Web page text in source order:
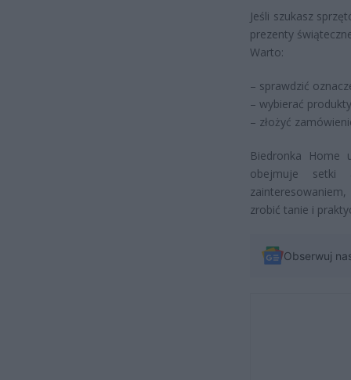
Jeśli szukasz
prezenty
Warto:
– sprawdzić
– wybierać
– złożyć
Biedronka Home
obejmuje setki
zrobić tanie i
Obserwuj